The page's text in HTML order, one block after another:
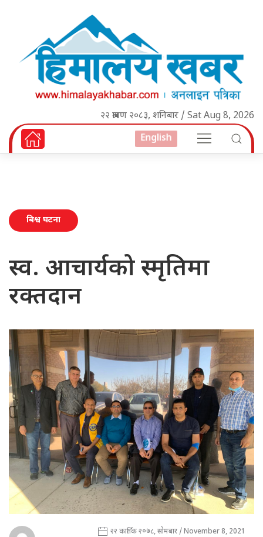
२२ श्रावण २०८३, शनिबार / Sat Aug 8, 2026
English
बिश्व घटना
स्व. आचार्यको स्मृतिमा
रक्तदान
२२ कार्तिक २०७८, सोमबार / November 8, 2021